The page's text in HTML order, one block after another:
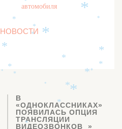
автомобиля
НОВОСТИ
В
«ОДНОКЛАССНИКАХ»
ПОЯВИЛАСЬ ОПЦИЯ
ТРАНСЛЯЦИИ
ВИДЕОЗВОНКОВ
*
*
*
*
*
*
* *
*
*
*
*
*
*
*
*
*